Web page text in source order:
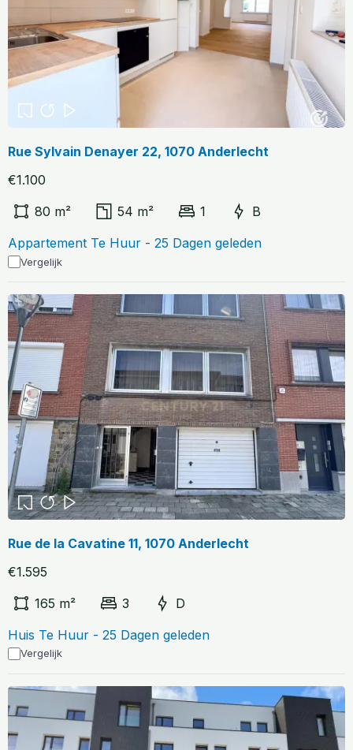
Rue Sylvain Denayer 22, 1070 Anderlecht
€1.100
80 m²
54 m² 1
B
Appartement Te Huur - 25 Dagen geleden
Vergelijk
Rue de la Cavatine 11, 1070 Anderlecht
€1.595
165 m²
3
D
Huis Te Huur - 25 Dagen geleden
Vergelijk